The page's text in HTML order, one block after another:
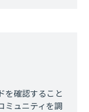
を確認すること
ミュニティを調